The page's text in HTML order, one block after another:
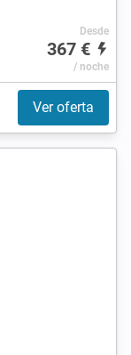
Desde
367 €
/ noche
Ver oferta